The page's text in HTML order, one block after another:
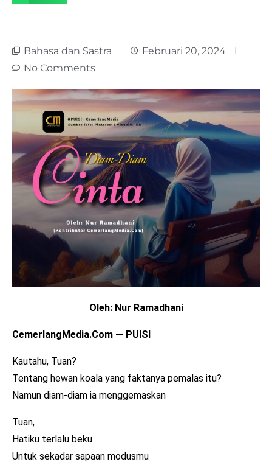
Bahasa dan Sastra
Februari 20, 2024
No Comments
Oleh: Nur Ramadhani
CemerlangMedia.Com — PUISI
Kautahu, Tuan?
Tentang hewan koala yang faktanya pemalas itu?
Namun diam-diam ia menggemaskan
Tuan,
Hatiku terlalu beku
Untuk sekadar sapaan modusmu